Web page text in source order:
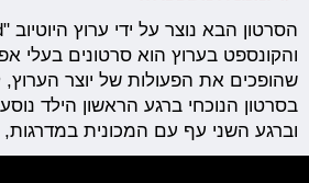
והקונספט בערוץ הוא סרטונים בעלי
שהופכים את הפעולות של יוצר הערוץ,
בסרטון הנוכחי ברגע הראשון הילד
וברגע השני עף עם המכונית במדרגות,